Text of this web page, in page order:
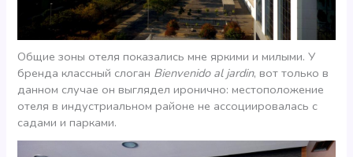
Общие зоны отеля показались мне яркими и милыми. У
бренда классный слоган Bienvenido al jardin, вот только в
данном случае он выглядел иронично: местоположение
отеля в индустриальном районе не ассоциировалась с
садами и парками.